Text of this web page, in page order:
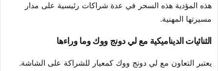
هذه المؤدية هذه السحر في عدة شراكات رئيسية على مدار
مسيرتها المهنية.
الثنائيات الديناميكية مع لي دونج ووك وما وراءها
يعتبر التعاون مع لي دونج ووك كمعيار للشراكة على الشاشة.